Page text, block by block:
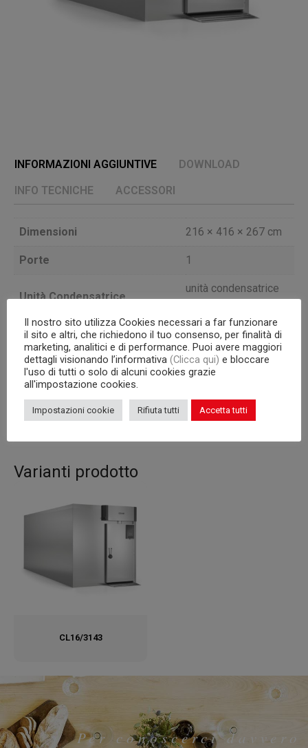
INFORMAZIONI AGGIUNTIVE
DOWNLOAD
INFO TECNICHE
ACCESSORI
Dimensioni 216 × 416 × 267 cm
Porte 1
Unità Condensatrice
unità condensatrice
Capacità interna
10 carrelli 600×800
mm
Temperatura -10/+40°C
Versione MAX 90% UR
Varianti prodotto
CL16/3143
Per conoscerci davvero
Il nostro sito utilizza Cookies necessari a far funzionare
il sito e altri, che richiedono il tuo consenso, per finalità di
marketing, analitici e di performance. Puoi avere maggiori
dettagli visionando l’informativa (Clicca qui) e bloccare
l'uso di tutti o solo di alcuni cookies grazie
all'impostazione cookies.
Impostazioni cookie Rifiuta tutti Accetta tutti